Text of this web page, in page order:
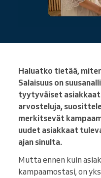
Haluatko tietää,
Salaisuus on
tyytyväiset
arvosteluja,
merkitsevät
uudet asiakkaat
ajan sinulta.
Mutta ennen kuin
kampaamostasi, on